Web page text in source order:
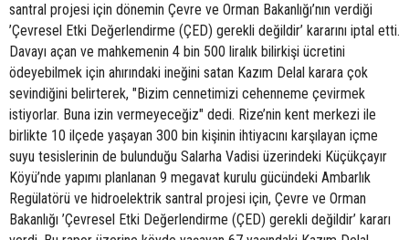
santral projesi için dönemin Çevre ve Orman Bakanlığı’nın verdiği
’Çevresel Etki Değerlendirme (ÇED) gerekli değildir’ kararını iptal etti.
Davayı açan ve mahkemenin 4 bin 500 liralık bilirkişi ücretini
ödeyebilmek için ahırındaki ineğini satan Kazım Delal karara çok
sevindiğini belirterek, "Bizim cennetimizi cehenneme çevirmek
istiyorlar. Buna izin vermeyeceğiz" dedi. Rize’nin kent merkezi ile
birlikte 10 ilçede yaşayan 300 bin kişinin ihtiyacını karşılayan içme
suyu tesislerinin de bulunduğu Salarha Vadisi üzerindeki Küçükçayır
Köyü’nde yapımı planlanan 9 megavat kurulu gücündeki Ambarlık
Regülatörü ve hidroelektrik santral projesi için, Çevre ve Orman
Bakanlığı ’Çevresel Etki Değerlendirme (ÇED) gerekli değildir’ kararı